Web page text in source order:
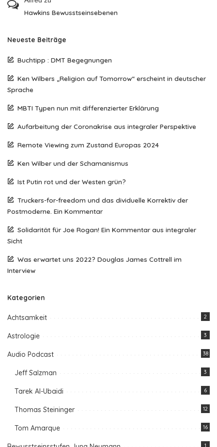
Hawkins Bewusstseinsebenen
Neueste Beiträge
Buchtipp : DMT Begegnungen
Ken Wilbers „Religion auf Tomorrow“ erscheint in deutscher
Sprache
MBTI Typen nun mit differenzierter Erklärung
Aufarbeitung der Coronakrise aus integraler Perspektive
Remote Viewing zum Zustand Europas 2024
Ken Wilber und der Schamanismus
Ist Putin rot und der Westen grün?
Truckers-for-freedom und das dividuelle Korrektiv der
Postmoderne. Ein Kommentar
Solidarität für Joe Rogan! Ein Kommentar aus integraler
Sicht
Was erwartet uns 2022? Douglas James Cottrell im
Interview
Kategorien
Achtsamkeit 2
Astrologie 3
Audio Podcast 38
Jeff Salzman 3
Tarek Al-Ubaidi 6
Thomas Steininger 12
Tom Amarque 16